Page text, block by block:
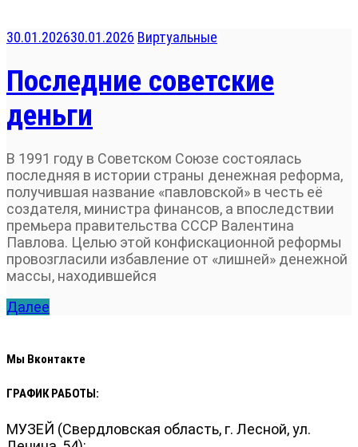
30.01.202630.01.2026 Виртуальные
Последние советские
деньги
В 1991 году в Советском Союзе состоялась
последняя в истории страны денежная реформа,
получившая название «павловской» в честь её
создателя, министра финансов, а впоследствии
премьера правительства СССР Валентина
Павлова. Целью этой конфискационной реформы
провозгласили избавление от «лишней» денежной
массы, находившейся
Далее
Мы Вконтакте
ГРАФИК РАБОТЫ:
МУЗЕЙ (Свердловская область, г. Лесной, ул.